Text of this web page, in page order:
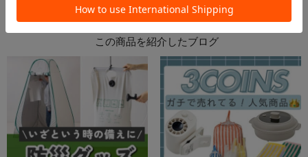
この商品を紹介したブログ